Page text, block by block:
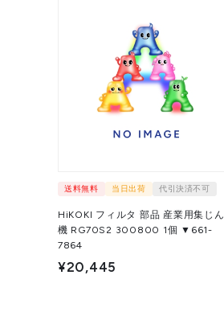
送料無料 当日出荷 代引決済不可
HiKOKI フィルタ 部品 産業用集じん
機 RG70S2 300800 1個 ▼661-
7864
¥20,445